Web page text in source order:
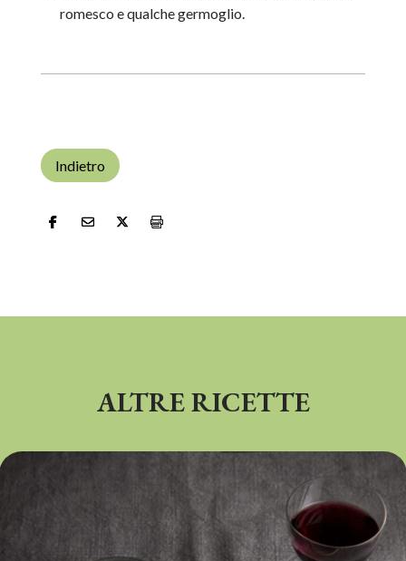
romesco e qualche germoglio.
Indietro
ALTRE RICETTE